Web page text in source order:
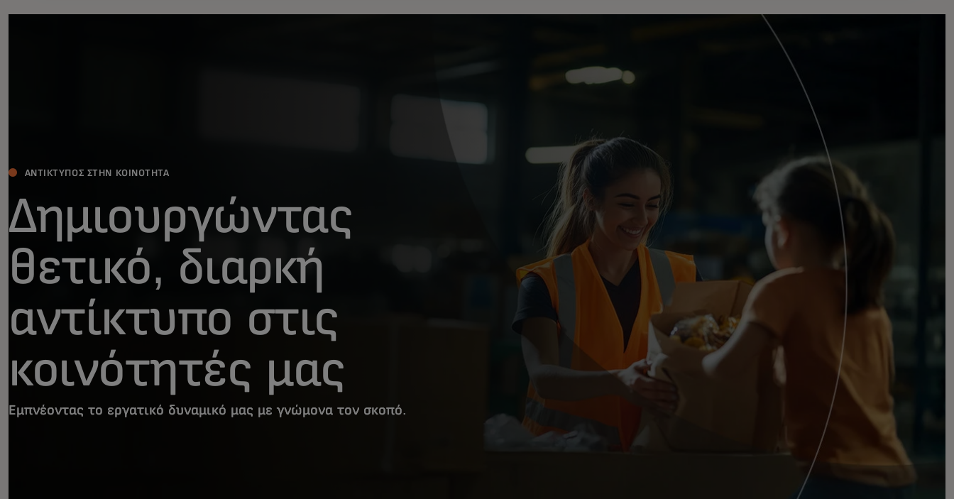
ΑΝΤΊΚΤΥΠΟΣ ΣΤΗΝ ΚΟΙΝΌΤΗΤΑ
Δημιουργώντας
θετικό, διαρκή
αντίκτυπο στις
κοινότητές μας
Εμπνέοντας το εργατικό δυναμικό μας με γνώμονα τον σκοπό.